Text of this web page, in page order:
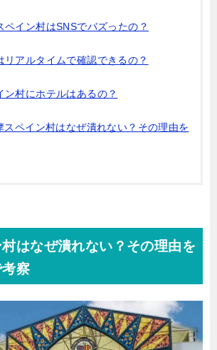
ペイン村はSNSでバズったの？
リアルタイムで確認できるの？
ン村にホテルはあるの？
スペイン村はなぜ潰れない？その理由を
はなぜ潰れない？その理由を
考察